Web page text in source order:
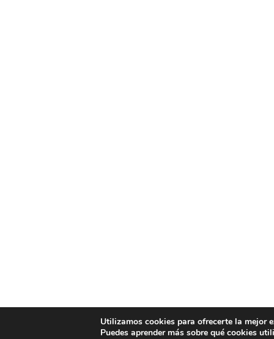
Utilizamos cookies para ofrecerte la mejor
Puedes aprender más sobre qué cookies